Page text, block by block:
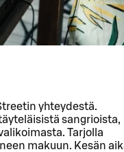
yhteydestä.
sangrioista,
Tarjolla
makuun. Kesän